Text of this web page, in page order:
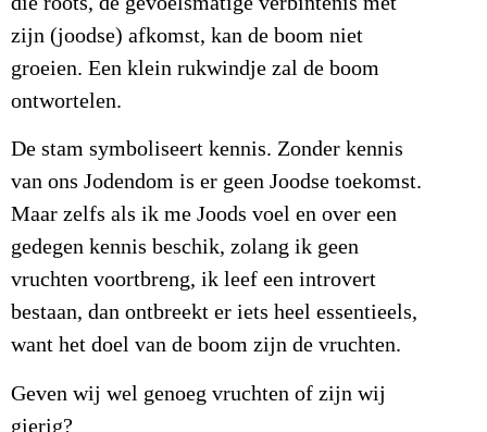
zijn (joodse) afkomst, kan de boom niet
groeien. Een klein rukwindje zal de boom
ontwortelen.
De stam symboliseert kennis. Zonder kennis
van ons Jodendom is er geen Joodse toekomst.
Maar zelfs als ik me Joods voel en over een
gedegen kennis beschik, zolang ik geen
vruchten voortbreng, ik leef een introvert
bestaan, dan ontbreekt er iets heel essentieels,
want het doel van de boom zijn de vruchten.
Geven wij wel genoeg vruchten of zijn wij
gierig?